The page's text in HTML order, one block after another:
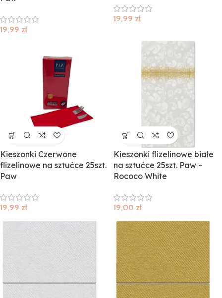
19,99 zł
19,99 zł
Kieszonki Czerwone
flizelinowe na sztućce 25szt.
Paw
19,99 zł
Kieszonki flizelinowe białe
na sztućce 25szt. Paw –
Rococo White
19,00 zł